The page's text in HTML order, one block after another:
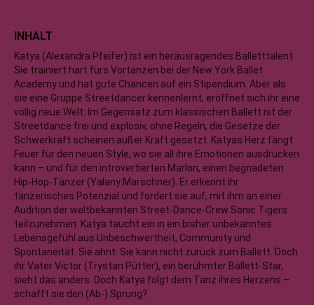
INHALT
Katya (Alexandra Pfeifer) ist ein herausragendes Balletttalent.
Sie trainiert hart fürs Vortanzen bei der New York Ballet
Academy und hat gute Chancen auf ein Stipendium. Aber als
sie eine Gruppe Streetdancer kennenlernt, eröffnet sich ihr eine
völlig neue Welt: Im Gegensatz zum klassischen Ballett ist der
Streetdance frei und explosiv, ohne Regeln, die Gesetze der
Schwerkraft scheinen außer Kraft gesetzt. Katyas Herz fängt
Feuer für den neuen Style, wo sie all ihre Emotionen ausdrücken
kann – und für den introvertierten Marlon, einen begnadeten
Hip-Hop-Tänzer (Yalany Marschner). Er erkennt ihr
tänzerisches Potenzial und fordert sie auf, mit ihm an einer
Audition der weltbekannten Street-Dance-Crew Sonic Tigers
teilzunehmen. Katya taucht ein in ein bisher unbekanntes
Lebensgefühl aus Unbeschwertheit, Community und
Spontaneität. Sie ahnt: Sie kann nicht zurück zum Ballett. Doch
ihr Vater Victor (Trystan Pütter), ein berühmter Ballett-Star,
sieht das anders. Doch Katya folgt dem Tanz ihres Herzens –
schafft sie den (Ab-) Sprung?